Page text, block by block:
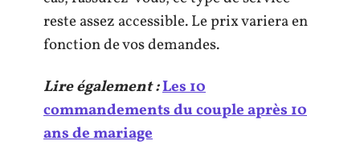
reste assez accessible. Le prix variera en
fonction de vos demandes.
Lire également :Les 10
commandements du couple après 10
ans de mariage